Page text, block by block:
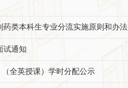
类本科生专业分流实施原则和办法
试通知
全英授课）学时分配公示